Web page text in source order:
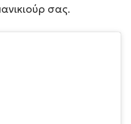
σας.